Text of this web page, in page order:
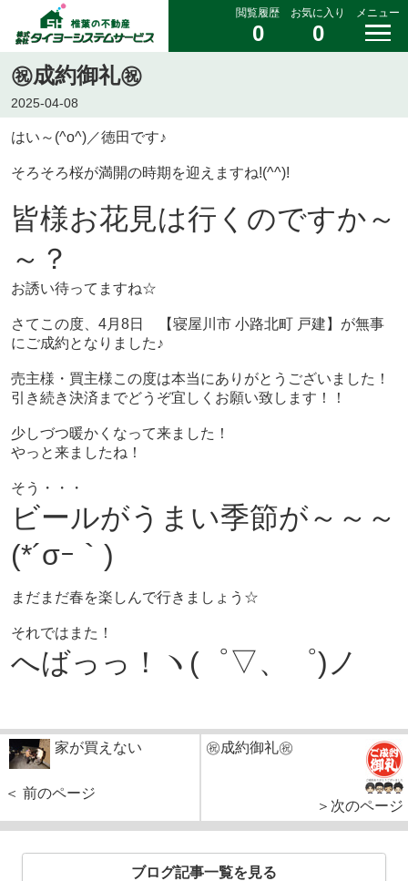
閲覧履歴
0
お気に入り
0
メニュー
㊗成約御礼㊗
2025-04-08
はい～(^o^)／徳田です♪
そろそろ桜が満開の時期を迎えますね!(^^)!
皆様お花見は行くのですか～
～？
お誘い待ってますね☆
さてこの度、4月8日 【寝屋川市 小路北町 戸建】が無事
にご成約となりました♪
売主様・買主様この度は本当にありがとうございました！
引き続き決済までどうぞ宜しくお願い致します！！
少しづつ暖かくなって来ました！
やっと来ましたね！
そう・・・
ビールがうまい季節が～～～
(*´σｰ｀)
まだまだ春を楽しんで行きましょう☆
それではまた！
へばっっ！ヽ(゜▽、゜)ノ
家が買えない
＜ 前のページ
㊗成約御礼㊗
＞次のページ
ブログ記事一覧を見る